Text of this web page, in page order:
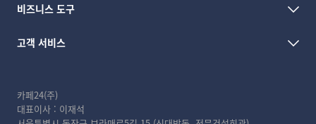
비즈니스 도구
고객 서비스
카페24(주)
대표이사 : 이재석